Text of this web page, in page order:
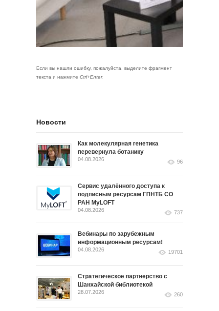
Если вы нашли ошибку, пожалуйста, выделите фрагмент
текста и нажмите Ctrl+Enter.
Новости
Как молекулярная генетика
перевернула ботанику
04.08.2026 96
Сервис удалённого доступа к
подписным ресурсам ГПНТБ СО
РАН MyLOFT
04.08.2026 737
Вебинары по зарубежным
информационным ресурсам!
04.08.2026 19701
Стратегическое партнерство с
Шанхайской библиотекой
28.07.2026 260